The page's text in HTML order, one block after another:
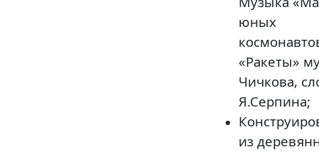
юных
«Ракеты»
Чичкова,
Я.Серпина;
из